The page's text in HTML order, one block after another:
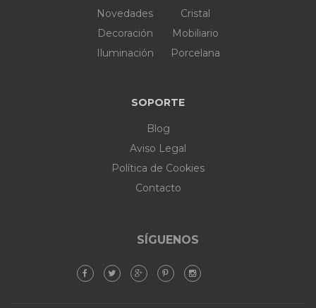
Novedades
Decoración
Iluminación
Cristal
Mobiliario
Porcelana
SOPORTE
Blog
Aviso Legal
Política de Cookies
Contacto
SÍGUENOS